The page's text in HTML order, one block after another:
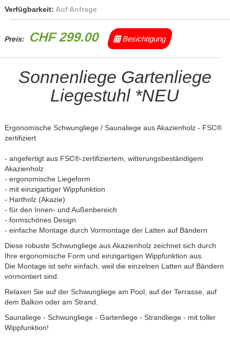
Verfügbarkeit: Auf Anfrage
Preis: CHF 299.00 Besichtigung
Sonnenliege Gartenliege
Liegestuhl *NEU
Ergonomische Schwungliege / Saunaliege aus Akazienholz - FSC®
zertifiziert
- angefertigt aus FSC®-zertifiziertem, witterungsbeständigem
Akazienholz
- ergonomische Liegeform
- mit einzigartiger Wippfunktion
- Hartholz (Akazie)
- für den Innen- und Außenbereich
- formschönes Design
- einfache Montage durch Vormontage der Latten auf Bändern
Diese robuste Schwungliege aus Akazienholz zeichnet sich durch
Ihre ergonomische Form und einzigartigen Wippfunktion aus.
Die Montage ist sehr einfach, weil die einzelnen Latten auf Bändern
vormontiert sind.
Relaxen Sie auf der Schwungliege am Pool, auf der Terrasse, auf
dem Balkon oder am Strand.
Saunaliege - Schwungliege - Gartenliege - Strandliege - mit toller
Wippfunktion!